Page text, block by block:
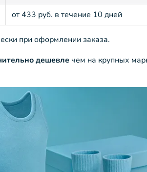
от 433 руб. в течение 10 дней
при оформлении заказа.
дешевле чем на крупных